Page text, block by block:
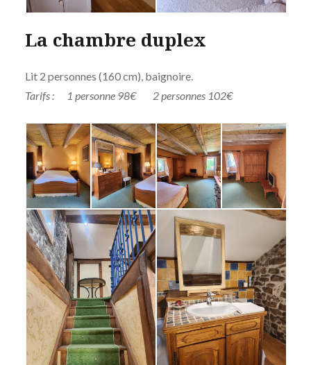
La chambre duplex
Lit 2 personnes (160 cm), baignoire.
Tarifs : 1 personne 98€ 2 personnes 102€